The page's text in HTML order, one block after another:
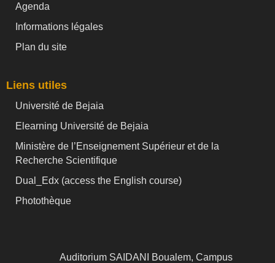
Agenda
Informations légales
Plan du site
Liens utiles
Université de Bejaia
Elearning Université de Bejaia
Ministère de l’Enseignement Supérieur et de la
Recherche Scientifique
Dual_Edx (access the English course)
Photothèque
Auditorium SAIDANI Boualem, Campus